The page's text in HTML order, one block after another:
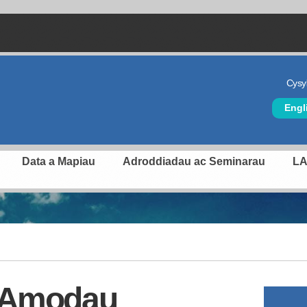
Data a Mapiau Adroddiadau ac Seminarau